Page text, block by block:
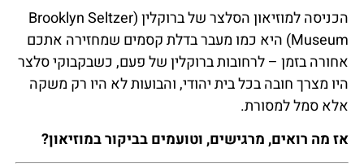
הכניסה למוזיאון הסלצר של ברוקלין (Brooklyn Seltzer
Museum) היא כמו מעבר בדלת קסמים שמחזירה אתכם
אחורה בזמן – לרחובות ברוקלין של פעם, כשבקבוקי סלצר
היו מצרך חובה בכל בית יהודי, והבועות לא היו רק משקה
אלא סמל למסורת.
אז מה רואים, מרגישים, וטועמים בביקור במוזיאון?